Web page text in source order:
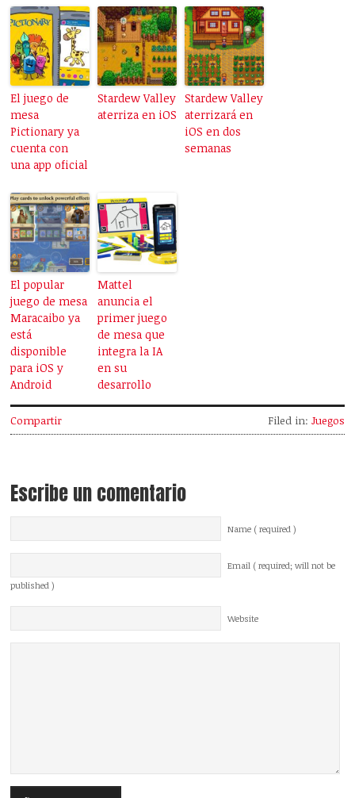
El juego de
mesa
Pictionary ya
cuenta con
una app oficial
Stardew Valley
aterriza en iOS
Stardew Valley
aterrizará en
iOS en dos
semanas
El popular
juego de mesa
Maracaibo ya
está
disponible
para iOS y
Android
Mattel
anuncia el
primer juego
de mesa que
integra la IA
en su
desarrollo
Compartir Filed in: Juegos
Escribe un comentario
Name ( required )
Email ( required; will not be
published )
Website